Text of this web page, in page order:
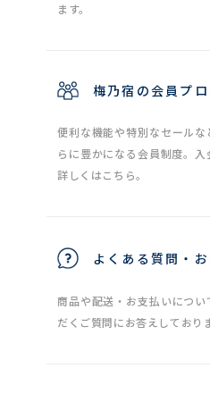
ます。
梅乃宿の会員プ
便利な機能や特別なセール
らに豊かになる会員制度。入
詳しくはこちら。
よくある質問・
商品や配送・お支払いにつ
だくご質問にお答えしており